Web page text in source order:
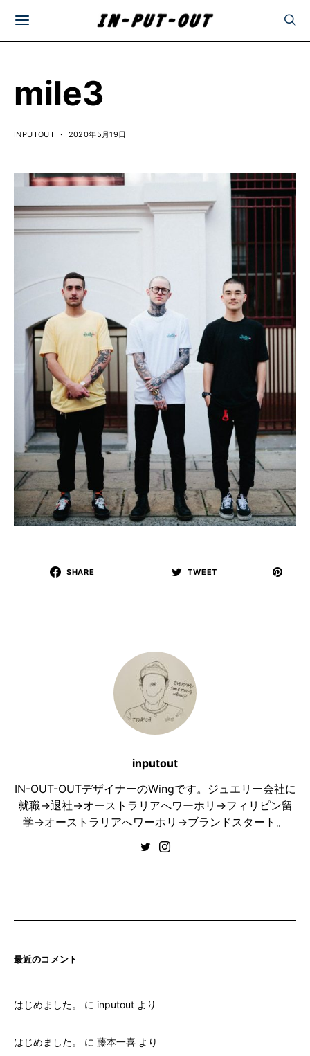
mile3
INPUTOUT 2020年5月19日
SHARE TWEET
inputout
IN-OUT-OUTデザイナーのWingです。ジュエリー会社に
就職→退社→オーストラリアへワーホリ→フィリピン留
学→オーストラリアへワーホリ→ブランドスタート。
最近のコメント
はじめました。 に inputout より
はじめました。 に 藤本一喜 より